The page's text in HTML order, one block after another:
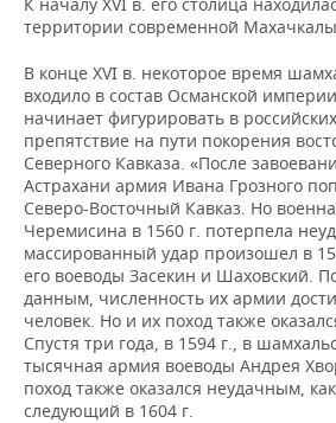
территории современной
В конце XVI в. некоторое время
входило в состав Османской
начинает фигурировать в
препятствие на пути покорения
Северного Кавказа. «После
Астрахани армия Ивана Грозного
Северо-Восточный Кавказ. Но
Черемисина в 1560 г. потерпела
массированный удар произошел в
его воеводы Засекин и Шаховский.
данным, численность их армии
человек. Но и их поход также
Спустя три года, в 1594 г., в
тысячная армия воеводы Андрея
поход также оказался неудачным,
следующий в 1604 г.